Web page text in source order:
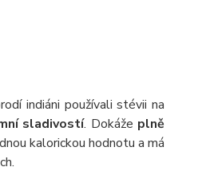
indiáni používali stévii na
sladivostí. Dokáže plně
kalorickou hodnotu a má